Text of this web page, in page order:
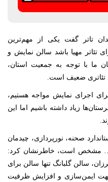
تاتر گفت یکی از مهم‌ترین
تئاتر مهیا باشد سالن نمایش و
ما با توجه به جمعیت استان،
تئاتری ضعیف است.
اجرای نمایش مواجه هستیم،
زیاد داشته باشیم اما این
صحنه، نورپردازی، چیدمان
مشخص است، خاطرنشان کرد:
سالن گلبانگ تنها سالن برای
جهت ایمن‌سازی و افزایش ظرفیت